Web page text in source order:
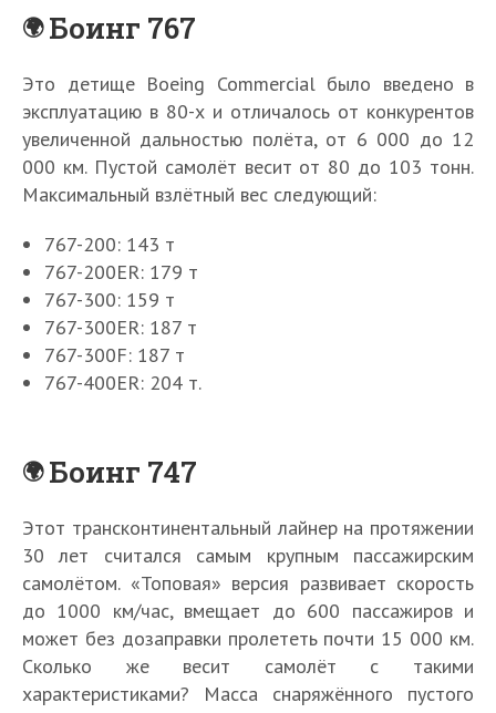
Боинг 767
Это детище Boeing Commercial было введено в
эксплуатацию в 80-х и отличалось от конкурентов
увеличенной дальностью полёта, от 6 000 до 12
000 км. Пустой самолёт весит от 80 до 103 тонн.
Максимальный взлётный вес следующий:
767-200: 143 т
767-200ER: 179 т
767-300: 159 т
767-300ER: 187 т
767-300F: 187 т
767-400ER: 204 т.
Боинг 747
Этот трансконтинентальный лайнер на протяжении
30 лет считался самым крупным пассажирским
самолётом. «Топовая» версия развивает скорость
до 1000 км/час, вмещает до 600 пассажиров и
может без дозаправки пролететь почти 15 000 км.
Сколько же весит самолёт с такими
характеристиками? Масса снаряжённого пустого